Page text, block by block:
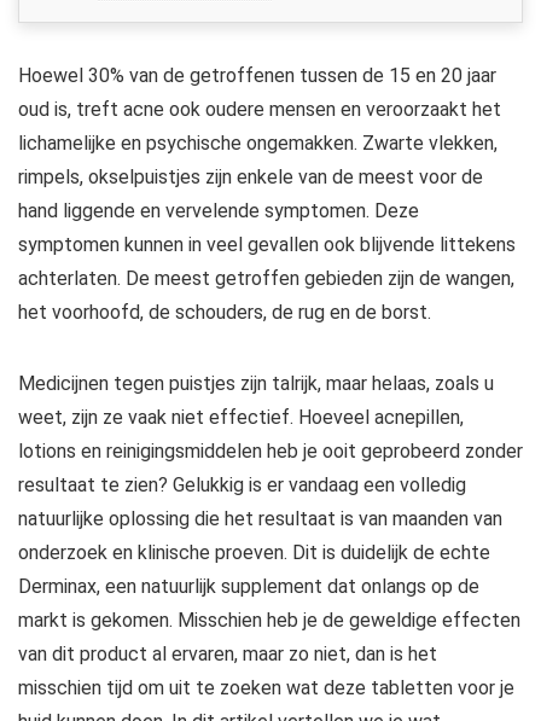
Hoewel 30% van de getroffenen tussen de 15 en 20 jaar
oud is, treft acne ook oudere mensen en veroorzaakt het
lichamelijke en psychische ongemakken. Zwarte vlekken,
rimpels, okselpuistjes zijn enkele van de meest voor de
hand liggende en vervelende symptomen. Deze
symptomen kunnen in veel gevallen ook blijvende littekens
achterlaten. De meest getroffen gebieden zijn de wangen,
het voorhoofd, de schouders, de rug en de borst.
Medicijnen tegen puistjes zijn talrijk, maar helaas, zoals u
weet, zijn ze vaak niet effectief. Hoeveel acnepillen,
lotions en reinigingsmiddelen heb je ooit geprobeerd zonder
resultaat te zien? Gelukkig is er vandaag een volledig
natuurlijke oplossing die het resultaat is van maanden van
onderzoek en klinische proeven. Dit is duidelijk de echte
Derminax, een natuurlijk supplement dat onlangs op de
markt is gekomen. Misschien heb je de geweldige effecten
van dit product al ervaren, maar zo niet, dan is het
misschien tijd om uit te zoeken wat deze tabletten voor je